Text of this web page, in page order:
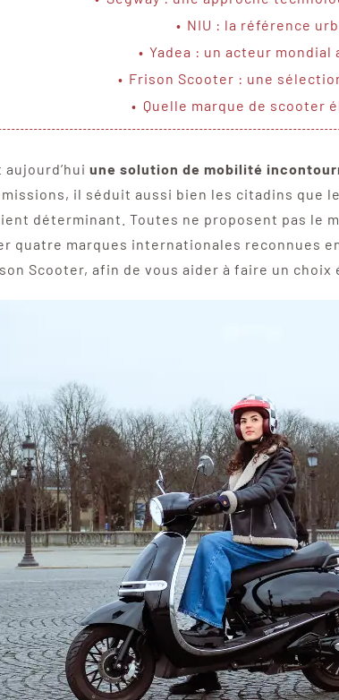
NIU : la référence
Yadea : un acteur
Frison Scooter : une
Quelle marque de
une solution de mobilité
il séduit aussi bien les citadins
déterminant. Toutes ne proposent pas le
quatre marques internationales reconnues
Scooter, afin de vous aider à faire un